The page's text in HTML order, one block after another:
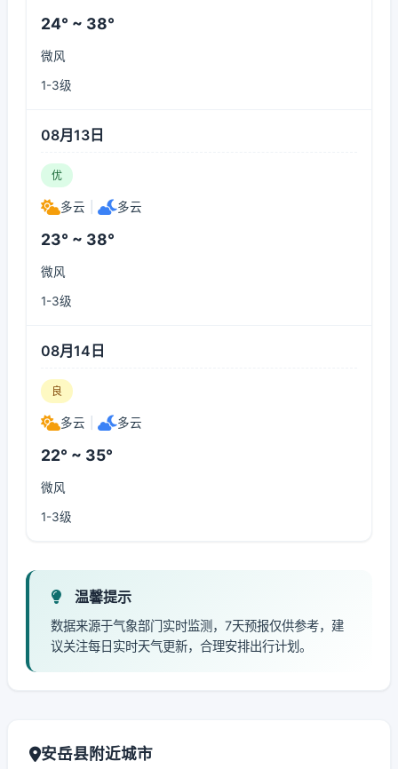
24° ~ 38°
微风
1-3级
08月13日
优
多云 多云
23° ~ 38°
微风
1-3级
08月14日
良
多云 多云
22° ~ 35°
微风
1-3级
温馨提示
数据来源于气象部门实时监测，7天预报仅供参考，建
议关注每日实时天气更新，合理安排出行计划。
安岳县附近城市